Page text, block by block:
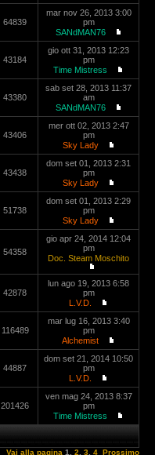
64839
mar nov 26, 2013 3:00
pm
SANdMAN76
43184
gio ott 31, 2013 12:23
pm
Time Mistress
43380
sab set 28, 2013 11:37
am
SANdMAN76
43406
mer ott 02, 2013 2:47
pm
Sky Lady
43438
dom set 01, 2013 2:31
pm
Sky Lady
51738
dom set 01, 2013 2:29
pm
Sky Lady
54358
gio apr 24, 2014 12:04
pm
Doc. Steam Moschito
42878
lun ago 19, 2013 6:58
pm
L.V.D.
116489
mar lug 16, 2013 3:40
pm
Alchemist
44887
dom set 21, 2014 10:50
pm
L.V.D.
201426
ven mag 24, 2013 8:37
pm
Time Mistress
Vai alla pagina 1 2 3 4 Prossimo